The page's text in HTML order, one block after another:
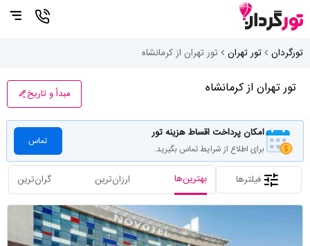
تورگردان تور تهران تور تهران از کرمانشاه
تور تهران از کرمانشاه مبدأ و تاریخ
امکان پرداخت اقساط هزینه تور
برای اطلاع از شرایط تماس بگیرید.
تماس
فیلترها بهترین‌ها ارزان‌ترین گران‌ترین